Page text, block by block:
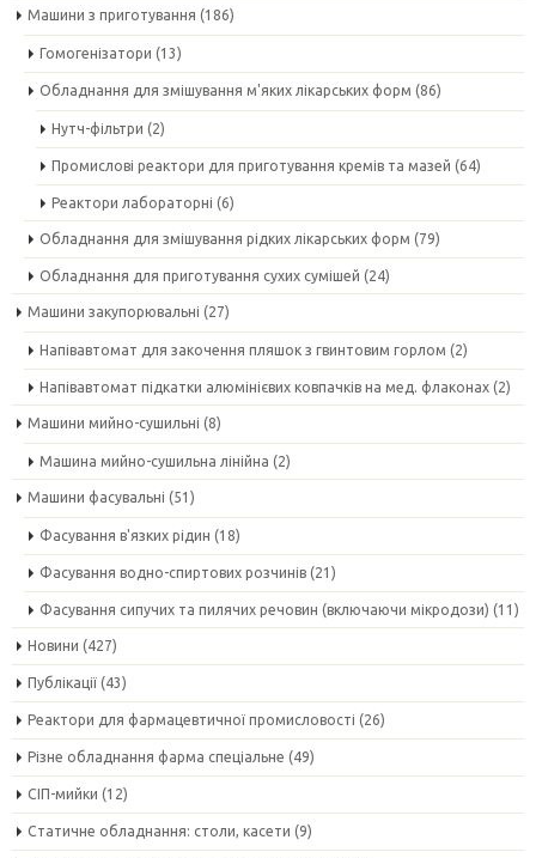
Машини з приготування (186)
Гомогенізатори (13)
Обладнання для змішування м'яких лікарських форм (86)
Нутч-фільтри (2)
Промислові реактори для приготування кремів та мазей (64)
Реактори лабораторні (6)
Обладнання для змішування рідких лікарських форм (79)
Обладнання для приготування сухих сумішей (24)
Машини закупорювальні (27)
Напівавтомат для закочення пляшок з гвинтовим горлом (2)
Напівавтомат підкатки алюмінієвих ковпачків на мед. флаконах (2)
Машини мийно-сушильні (8)
Машина мийно-сушильна лінійна (2)
Машини фасувальні (51)
Фасування в'язких рідин (18)
Фасування водно-спиртових розчинів (21)
Фасування сипучих та пилячих речовин (включаючи мікродози) (11)
Новини (427)
Публікації (43)
Реактори для фармацевтичної промисловості (26)
Різне обладнання фарма спеціальне (49)
СІП-мийки (12)
Статичне обладнання: столи, касети (9)